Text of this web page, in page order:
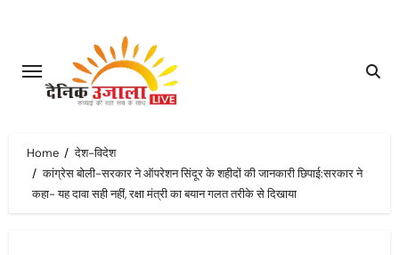
content
Home
देश-विदेश
कांग्रेस बोली-सरकार ने ऑपरेशन सिंदूर के शहीदों की जानकारी छिपाई:सरकार ने
कहा- यह दावा सही नहीं, रक्षा मंत्री का बयान गलत तरीके से दिखाया